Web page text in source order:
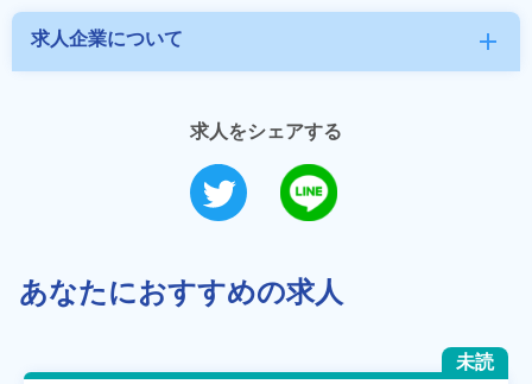
求人企業について add
求人をシェアする
あなたにおすすめの求人
未読